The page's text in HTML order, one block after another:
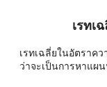
เรทเ
เรทเฉลี่ยในอัตราค
ว่าจะเป็นการหาแผ